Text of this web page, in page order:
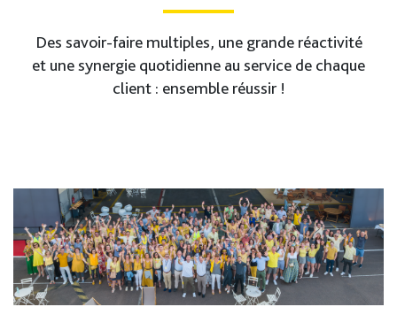
Des savoir-faire multiples, une grande réactivité
et une synergie quotidienne au service de chaque
client : ensemble réussir !